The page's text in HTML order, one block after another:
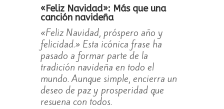
«Feliz Navidad»: Más que una
canción navideña
«Feliz Navidad, próspero año y
felicidad.» Esta icónica frase ha
pasado a formar parte de la
tradición navideña en todo el
mundo. Aunque simple, encierra un
deseo de paz y prosperidad que
resuena con todos.